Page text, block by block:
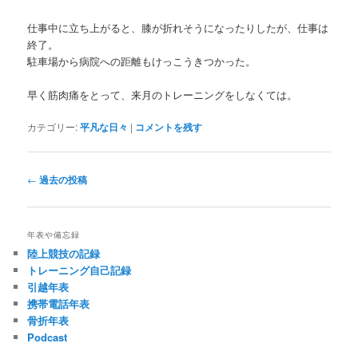
仕事中に立ち上がると、膝が折れそうになったりしたが、仕事は
終了。
駐車場から病院への距離もけっこうきつかった。
早く筋肉痛をとって、来月のトレーニングをしなくては。
カテゴリー:平凡な日々 | コメントを残す
投
ナ
ー
シ
ョ
ン
← 過去の投稿
年表や備忘録
陸上競技の記録
トレーニング自己記録
引越年表
携帯電話年表
骨折年表
Podcast